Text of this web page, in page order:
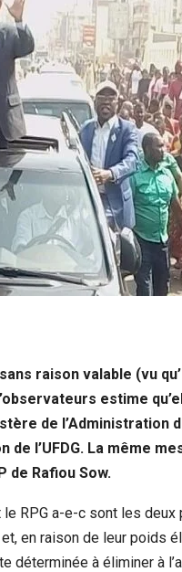
raison valable (vu
estime
de l’Administration
l’UFDG. La même
de Rafiou Sow.
le RPG a-e-c sont les
en raison de leur poids
déterminée à éliminer à